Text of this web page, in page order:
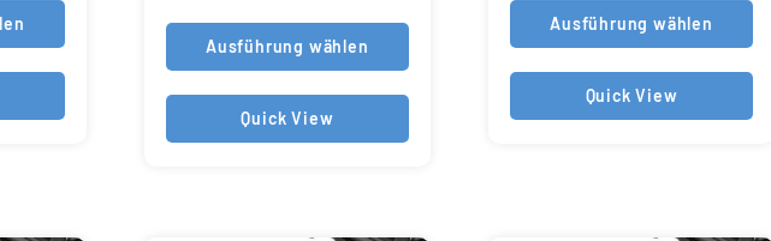
Ausführung wählen
Quick View
Ausführung wählen
Quick View